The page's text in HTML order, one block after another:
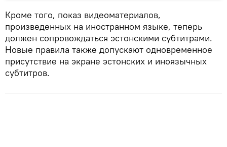
Кроме того, показ видеоматериалов,
произведенных на иностранном языке, теперь
должен сопровождаться эстонскими субтитрами.
Новые правила также допускают одновременное
присутствие на экране эстонских и иноязычных
субтитров.